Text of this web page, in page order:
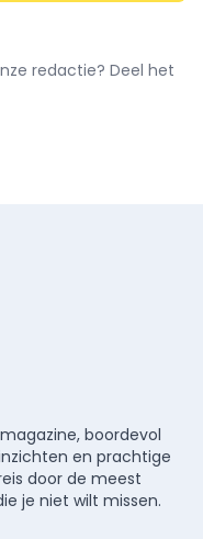
redactie? Deel het
boordevol
en prachtige
door de meest
je niet wilt missen.